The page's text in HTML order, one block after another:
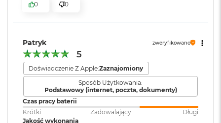
M
c
B
o
o
k
r
5
1
153 GB/s przepustowości pamięci
Silnik multimedialny
Sprzętowa akceleracja obsługi H.264, HEVC, ProRes i ProRes RAW
Silnik dekodowania wideo
Touch ID: TAK
Obsługa
wyświetlaczy:
wyświetlaczy zewnętrznych do
6K przy 60 Hz lub jednego
wyświetlacza do 8K przy 60 Hz.
Odtwarzanie wideo
Obsługiwane formaty: m.in.
0
0
Patryk zweryfikowano
5
Doświadczenie Z Apple:Zaznajomiony
Sposób Użytkowania:
Podstawowy (internet, poczta, dokumenty)
Czas pracy baterii
Krótki
Zadowalający
Długi
Jakość wykonania